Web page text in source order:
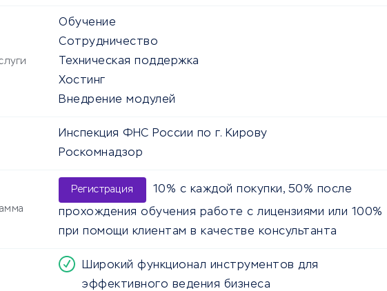
Обучение
Сотрудничество
Техническая поддержка
Хостинг
Внедрение модулей
Инспекция ФНС России по г. Кирову
Роскомнадзор
Регистрация 10% с каждой покупки, 50% после
прохождения обучения работе с лицензиями или 100%
при помощи клиентам в качестве консультанта
Широкий функционал инструментов для
эффективного ведения бизнеса